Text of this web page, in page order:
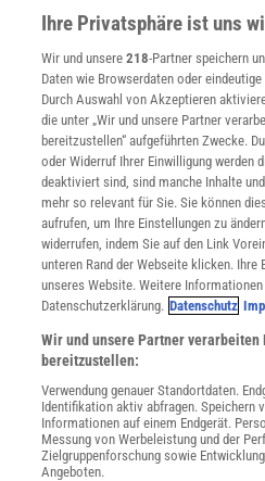
UN-KONFERENZ IN BRASILIEN
Staaten beschließen
Tierarten
Mehr Schutz für wandernde Tiere
zum Schutz will die UN-Konferenz
Bestände schrumpfen weiter –
Ihre Privatsphäre ist uns
Wir und unsere218-Partner speichern
Daten wie Browserdaten oder
Durch Auswahl von Akzeptieren
die unter „Wir und unsere Partner
bereitzustellen“ aufgeführten Zwecke.
oder Widerruf Ihrer Einwilligung werden
deaktiviert sind, sind manche Inhalte
mehr so relevant für Sie. Sie können
aufrufen, um Ihre Einstellungen zu
widerrufen, indem Sie auf den Link
unteren Rand der Webseite klicken. Ihre
unseres Website. Weitere
Datenschutzerklärung. Datenschutz
Wir und unsere Partner verarbeiten
bereitzustellen:
Verwendung genauer Standortdaten.
Identifikation aktiv abfragen. Speichern
Informationen auf einem Endgerät.
Messung von Werbeleistung und der
Zielgruppenforschung sowie
Angeboten.